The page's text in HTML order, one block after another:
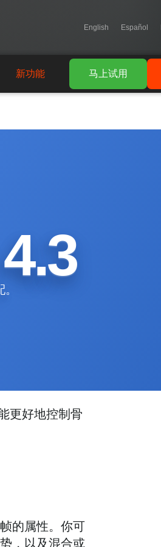
English Español
马上试用
新功能
更好地控制骨
的属性。你可
，以及混合或